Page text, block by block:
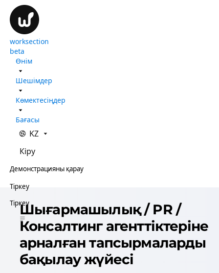
worksection
beta
Өнім
Шешімдер
Көмектесіңдер
Бағасы
KZ
Кіру
Демонстрацияны қарау
Тіркеу
ТіркеуШығармашылық / PR /
Консалтинг агенттіктеріне
арналған тапсырмаларды
бақылау жүйесі